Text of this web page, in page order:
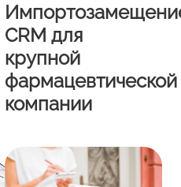
CRM для
крупной
фармацевтической
компании